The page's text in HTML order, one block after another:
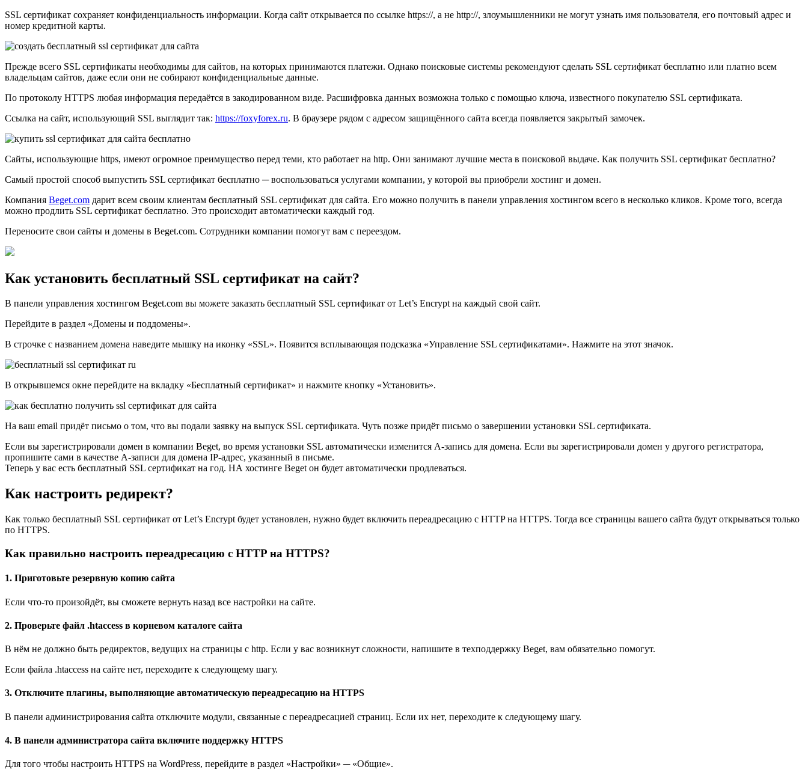
SSL сертификат сохраняет конфиденциальность информации. Когда сайт открывается по ссылке https://, а не http://, злоумышленники не могут узнать имя пользователя, его почтовый адрес и
номер кредитной карты.
Прежде всего SSL сертификаты необходимы для сайтов, на которых принимаются платежи. Однако поисковые системы рекомендуют сделать SSL сертификат бесплатно или платно всем
владельцам сайтов, даже если они не собирают конфиденциальные данные.
По протоколу HTTPS любая информация передаётся в закодированном виде. Расшифровка данных возможна только с помощью ключа, известного покупателю SSL сертификата.
Ссылка на сайт, использующий SSL выглядит так: https://foxyforex.ru. В браузере рядом с адресом защищённого сайта всегда появляется закрытый замочек.
Сайты, использующие https, имеют огромное преимущество перед теми, кто работает на http. Они занимают лучшие места в поисковой выдаче. Как получить SSL сертификат бесплатно?
Самый простой способ выпустить SSL сертификат бесплатно ─ воспользоваться услугами компании, у которой вы приобрели хостинг и домен.
Компания Beget.com дарит всем своим клиентам бесплатный SSL сертификат для сайта. Его можно получить в панели управления хостингом всего в несколько кликов. Кроме того, всегда
можно продлить SSL сертификат бесплатно. Это происходит автоматически каждый год.
Переносите свои сайты и домены в Beget.com. Сотрудники компании помогут вам с переездом.
Как установить бесплатный SSL сертификат на сайт?
В панели управления хостингом Beget.com вы можете заказать бесплатный SSL сертификат от Let’s Encrypt на каждый свой сайт.
Перейдите в раздел «Домены и поддомены».
В строчке с названием домена наведите мышку на иконку «SSL». Появится всплывающая подсказка «Управление SSL сертификатами». Нажмите на этот значок.
В открывшемся окне перейдите на вкладку «Бесплатный сертификат» и нажмите кнопку «Установить».
На ваш email придёт письмо о том, что вы подали заявку на выпуск SSL сертификата. Чуть позже придёт письмо о завершении установки SSL сертификата.
Если вы зарегистрировали домен в компании Beget, во время установки SSL автоматически изменится A-запись для домена. Если вы зарегистрировали домен у другого регистратора,
пропишите сами в качестве А-записи для домена IP-адрес, указанный в письме.
Теперь у вас есть бесплатный SSL сертификат на год. НА хостинге Beget он будет автоматически продлеваться.
Как настроить редирект?
Как только бесплатный SSL сертификат от Let’s Encrypt будет установлен, нужно будет включить переадресацию с HTTP на HTTPS. Тогда все страницы вашего сайта будут открываться только
по HTTPS.
Как правильно настроить переадресацию с HTTP на HTTPS?
1. Приготовьте резервную копию сайта
Если что-то произойдёт, вы сможете вернуть назад все настройки на сайте.
2. Проверьте файл .htaccess в корневом каталоге сайта
В нём не должно быть редиректов, ведущих на страницы с http. Если у вас возникнут сложности, напишите в техподдержку Beget, вам обязательно помогут.
Если файла .htaccess на сайте нет, переходите к следующему шагу.
3. Отключите плагины, выполняющие автоматическую переадресацию на HTTPS
В панели администрирования сайта отключите модули, связанные с переадресацией страниц. Если их нет, переходите к следующему шагу.
4. В панели администратора сайта включите поддержку HTTPS
Для того чтобы настроить HTTPS на WordPress, перейдите в раздел «Настройки» ─ «Общие».